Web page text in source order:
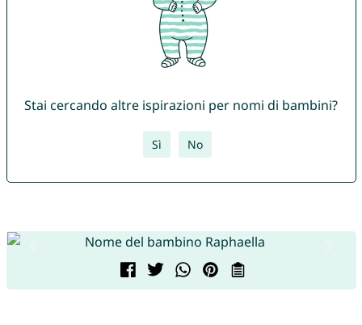
Stai cercando altre ispirazioni per nomi di bambini?
Sì No